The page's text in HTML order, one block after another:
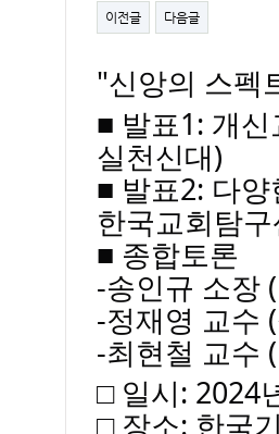
이전글 다음글
"신앙의 스펙
■ 발표1: 개
실천신대)
■ 발표2: 다
한국교회탐
■ 종합토론
-송인규 소장
-정재영 교수
-최현철 교수
□ 일시: 2024
□ 장소: 한국